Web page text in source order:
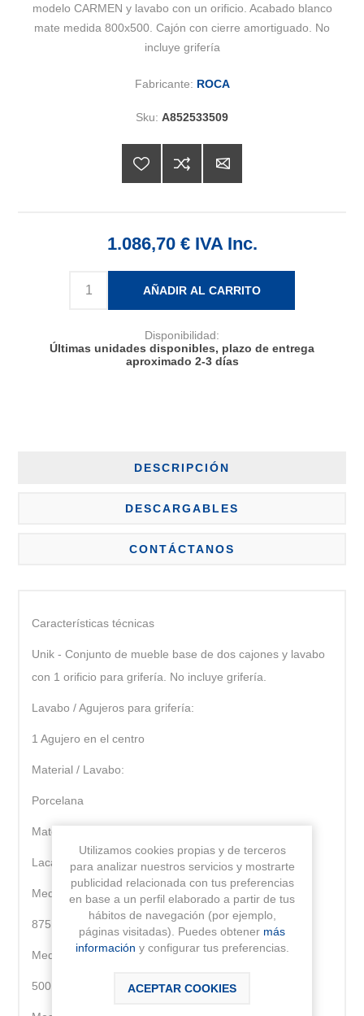
modelo CARMEN y lavabo con un orificio. Acabado blanco
mate medida 800x500. Cajón con cierre amortiguado. No
incluye grifería
Fabricante: ROCA
Sku: A852533509
1.086,70 € IVA Inc.
AÑADIR AL CARRITO
Disponibilidad:
Últimas unidades disponibles, plazo de entrega
aproximado 2-3 días
DESCRIPCIÓN
DESCARGABLES
CONTÁCTANOS
Características técnicas
Unik - Conjunto de mueble base de dos cajones y lavabo
con 1 orificio para grifería. No incluye grifería.
Lavabo / Agujeros para grifería:
1 Agujero en el centro
Material / Lavabo:
Porcelana
Material / Mueble base:
Lacado
Medidas / Lavabo y mueble / Altura (mm):
875
Medidas / Lavabo y mueble / Anchura (mm):
500
Utilizamos cookies propias y de terceros
para analizar nuestros servicios y mostrarte
publicidad relacionada con tus preferencias
en base a un perfil elaborado a partir de tus
hábitos de navegación (por ejemplo,
páginas visitadas). Puedes obtener más
información y configurar tus preferencias.
ACEPTAR COOKIES